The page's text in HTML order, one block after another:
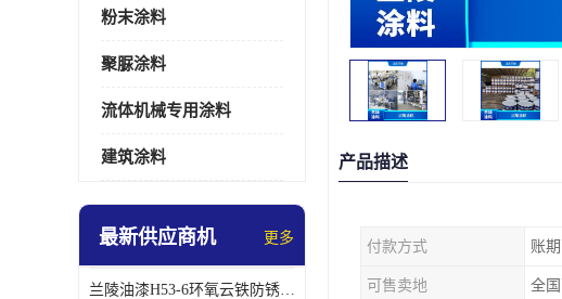
粉末涂料
聚脲涂料
流体机械专用涂料
建筑涂料
最新供应商机 更多
兰陵油漆H53-6环氧云铁防锈漆链接性能强
产品描述
付款方式 账
可售卖地 全